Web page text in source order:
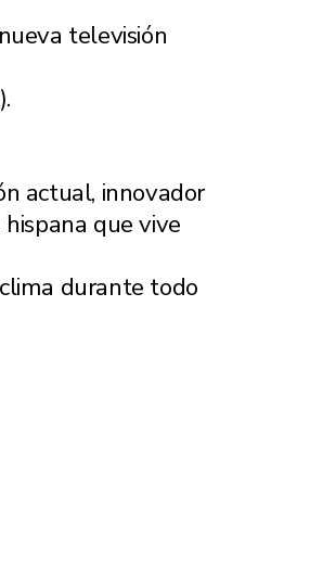
televisión
actual, innovador
que vive
durante todo